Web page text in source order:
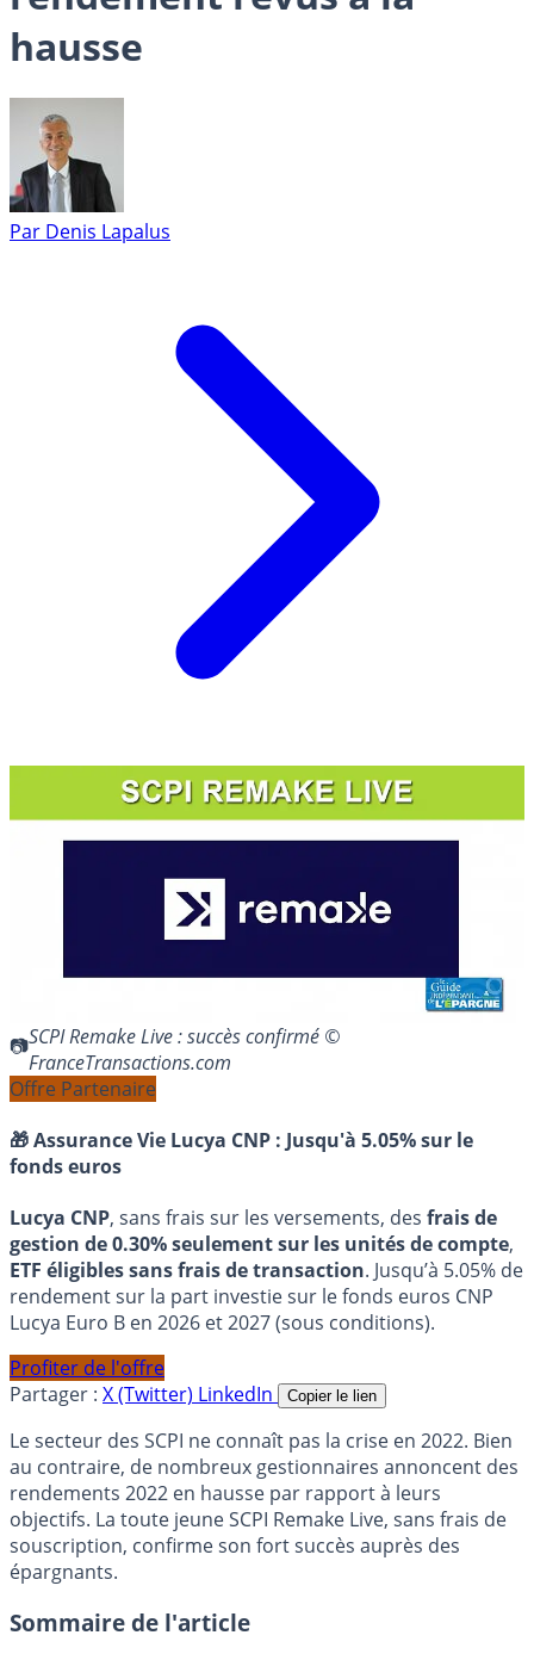
hausse
Par Denis Lapalus
SCPI Remake Live : succès confirmé ©
FranceTransactions.com
Offre Partenaire
🎁 Assurance Vie Lucya CNP : Jusqu'à 5.05% sur le
fonds euros
Lucya CNP, sans frais sur les versements, des frais de
gestion de 0.30% seulement sur les unités de compte,
ETF éligibles sans frais de transaction. Jusqu’à 5.05% de
rendement sur la part investie sur le fonds euros CNP
Lucya Euro B en 2026 et 2027 (sous conditions).
Profiter de l'offre
Partager : X (Twitter) LinkedIn Copier le lien
Le secteur des SCPI ne connaît pas la crise en 2022. Bien
au contraire, de nombreux gestionnaires annoncent des
rendements 2022 en hausse par rapport à leurs
objectifs. La toute jeune SCPI Remake Live, sans frais de
souscription, confirme son fort succès auprès des
épargnants.
Sommaire de l'article